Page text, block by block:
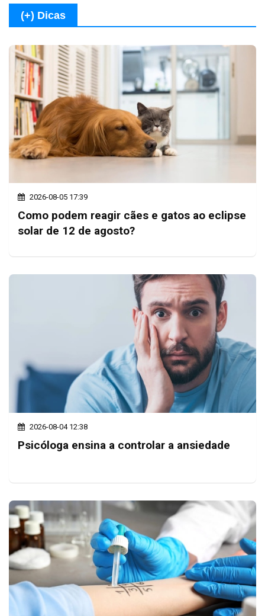
(+) Dicas
2026-08-05 17:39
Como podem reagir cães e gatos ao eclipse
solar de 12 de agosto?
2026-08-04 12:38
Psicóloga ensina a controlar a ansiedade